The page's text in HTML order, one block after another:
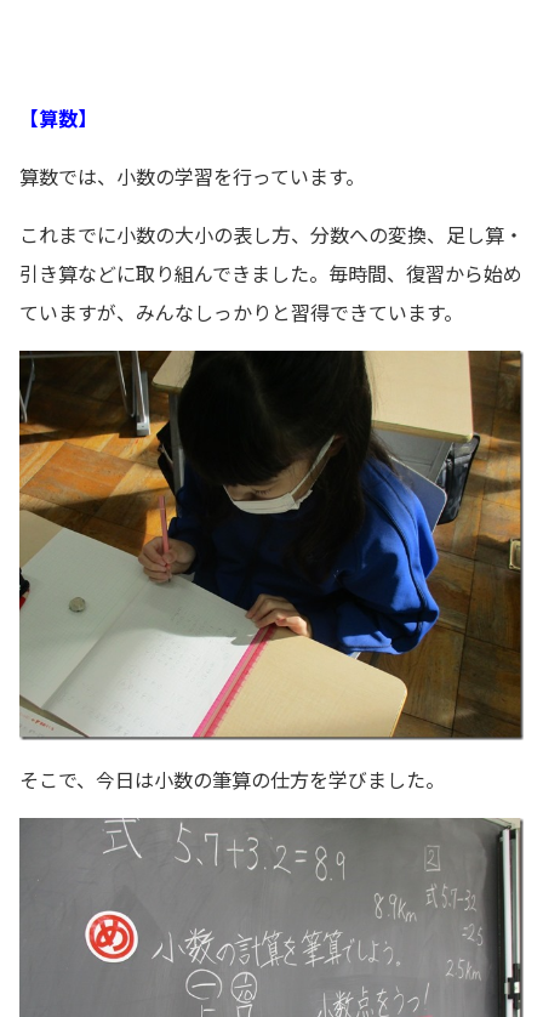
【算数】
算数では、小数の学習を行っています。
これまでに小数の大小の表し方、分数への変換、足し算・
引き算などに取り組んできました。毎時間、復習から始め
ていますが、みんなしっかりと習得できています。
そこで、今日は小数の筆算の仕方を学びました。